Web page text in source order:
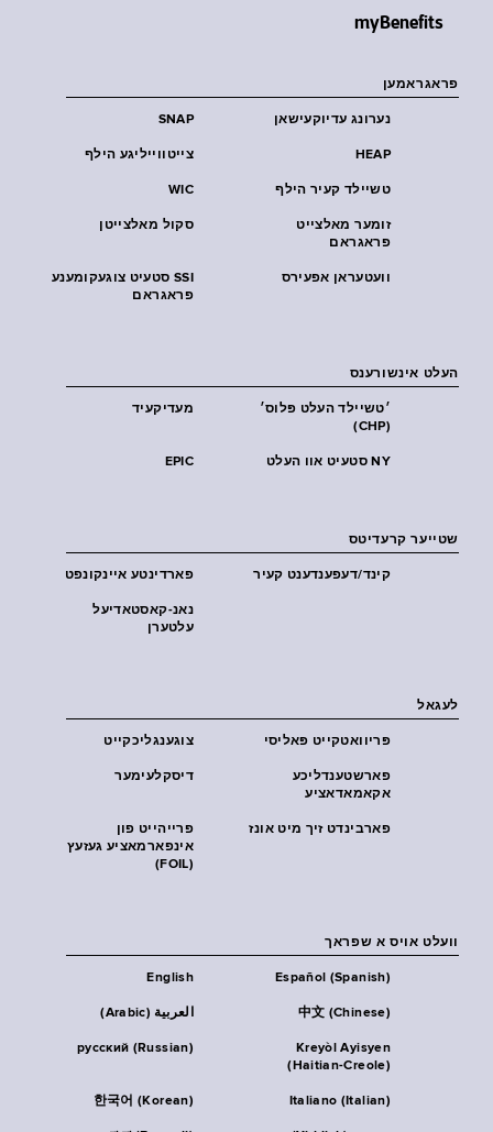
myBenefits
פראגראמען
SNAP נערונג עדיוקעישאן
צייטווייליגע הילף HEAP
WIC טשיילד קעיר הילף
סקול מאלצייטן
זומער מאלצייט
פראגראם
SSI סטעיט צוגעקומענע
פראגראם
וועטעראן אפעירס
העלט אינשורענס
מעדיקעיד
׳טשיילד העלט פּלוס׳
(CHP)
EPIC NY סטעיט אוו העלט
שטייער קרעדיטס
פארדינטע איינקונפט קינד/דעפענדענט קעיר
נאנ-קאסטאדיעל
עלטערן
לעגאל
צוגענגליכקייט פּריוואטקייט פּאליסי
דיסקלעימער
פארשטענדליכע
אקאמאדאציע
פרייהייט פון
אינפארמאציע געזעץ
(FOIL)
פארבינדט זיך מיט אונז
וועלט אויס א שפראך
English Español (Spanish)
العربية (Arabic) 中文 (Chinese)
русский (Russian)
Kreyòl Ayisyen
(Haitian-Creole)
한국어 (Korean) Italiano (Italian)